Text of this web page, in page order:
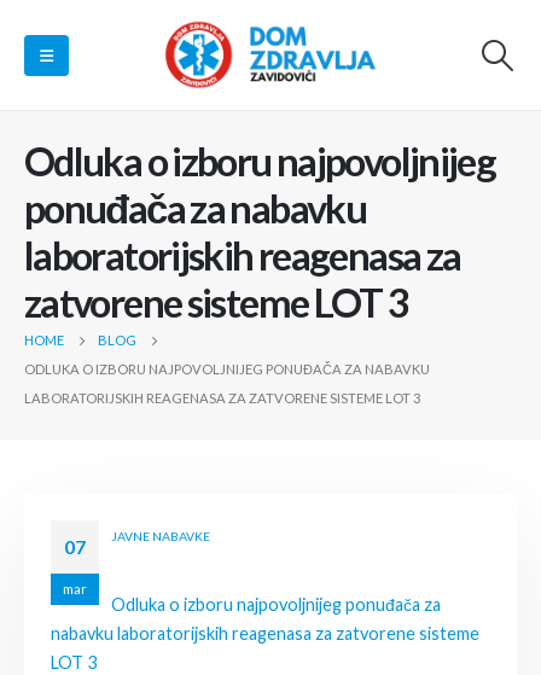
Odluka o izboru najpovoljnijeg
ponuđača za nabavku
laboratorijskih reagenasa za
zatvorene sisteme LOT 3
HOME
BLOG
ODLUKA O IZBORU NAJPOVOLJNIJEG PONUĐAČA ZA NABAVKU
LABORATORIJSKIH REAGENASA ZA ZATVORENE SISTEME LOT 3
07
mar
JAVNE NABAVKE
Odluka o izboru najpovoljnijeg ponuđača za
nabavku laboratorijskih reagenasa za zatvorene sisteme
LOT 3